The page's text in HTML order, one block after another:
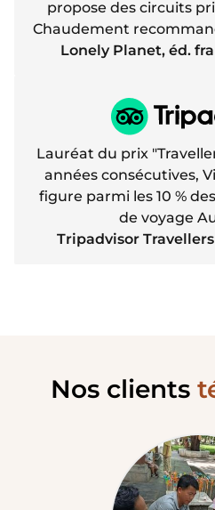
propose des circuits
Chaudement
Lonely Planet, éd.
Lauréat du prix
années consécutives,
figure parmi les 10 %
de voyage
Tripadvisor Travellers
Nos clients